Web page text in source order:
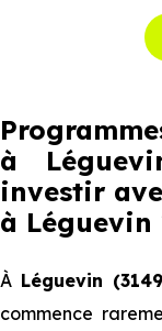
à
investir
à Léguevin
À Léguevin
commence